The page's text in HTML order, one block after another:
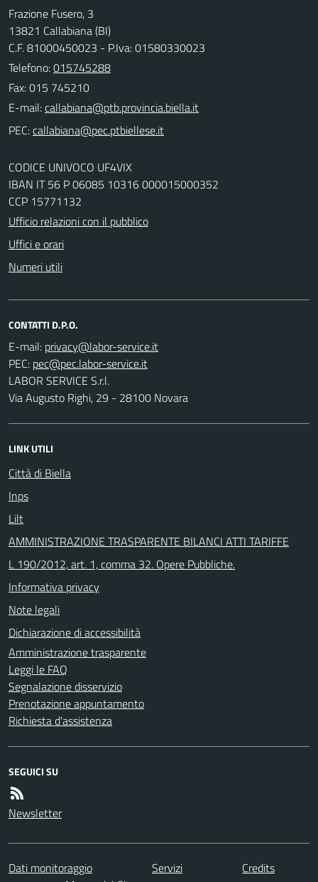
Frazione Fusero, 3
13821 Callabiana (BI)
C.F. 81000450023 - P.Iva: 01580330023
Telefono:015745288
Fax: 015 745210
E-mail:
PEC:
CODICE UNIVOCO UF4VIX
IBAN IT 56 P 06085 10316 000015000352
CCP 15771132
Ufficio relazioni con il pubblico
Uffici e orari
Numeri utili
CONTATTI D.P.O.
E-mail:
PEC:
LABOR SERVICE S.r.l.
Via Augusto Righi, 29 - 28100 Novara
LINK UTILI
Città di Biella
Inps
Lilt
AMMINISTRAZIONE TRASPARENTE BILANCI ATTI TARIFFE
L 190/2012, art. 1, comma 32. Opere Pubbliche.
Informativa privacy
Note legali
Dichiarazione di accessibilità
Amministrazione trasparente
Leggi le FAQ
Segnalazione disservizio
Prenotazione appuntamento
Richiesta d'assistenza
SEGUICI SU
Newsletter
Dati monitoraggio Servizi
Credits